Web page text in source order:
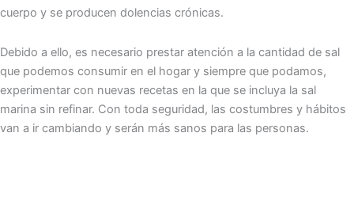
cuerpo y se producen dolencias crónicas.
Debido a ello, es necesario prestar atención a la cantidad de sal
que podemos consumir en el hogar y siempre que podamos,
experimentar con nuevas recetas en la que se incluya la sal
marina sin refinar. Con toda seguridad, las costumbres y hábitos
van a ir cambiando y serán más sanos para las personas.